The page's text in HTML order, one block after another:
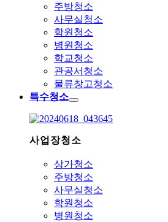
주방청소
사무실청소
학원청소
병원청소
학교청소
관공서청소
물류창고청소
특수청소
사업장청소
상가청소
주방청소
사무실청소
학원청소
병원청소